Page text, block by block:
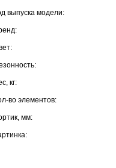
выпуска модели:
кг:
во элементов:
мм: